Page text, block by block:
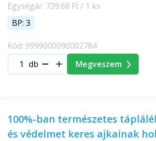
Egységár: 739.68 Ft / 1 ks
BP: 3
Kód: 9999000090002784
db
Megveszem
100%-ban természetes
és védelmet keres ajkainak